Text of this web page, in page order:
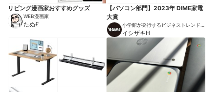
リビング漫画家おすすめグッズ
WEB漫画家
たぬ£
【パソコン部門】2023年 DIME家電
大賞
小学館が発行するビジネストレンドマ
ガジン
イシザキH